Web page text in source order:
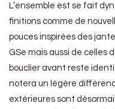
L’ensemble est se fait
finitions comme de
pouces inspirées des
GSe mais aussi de celles
bouclier avant reste
notera un légère
extérieures sont